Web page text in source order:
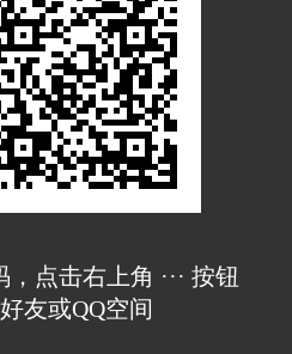
点击右上角 ··· 按钮
友或QQ空间